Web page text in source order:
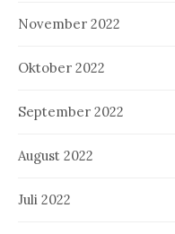
November 2022
Oktober 2022
September 2022
August 2022
Juli 2022